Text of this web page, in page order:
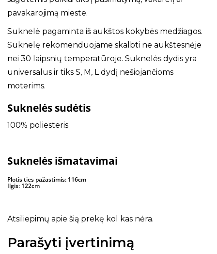
pavakarojimą mieste.
Suknelė pagaminta iš aukštos kokybės medžiagos.
Suknelę rekomenduojame skalbti ne aukštesnėje
nei 30 laipsnių temperatūroje. Suknelės dydis yra
universalus ir tiks S, M, L dydį nešiojančioms
moterims.
Suknelės sudėtis
100% poliesteris
Suknelės išmatavimai
Plotis ties pažastimis: 116cm
Ilgis: 122cm
Atsiliepimų apie šią prekę kol kas nėra.
Parašyti įvertinimą